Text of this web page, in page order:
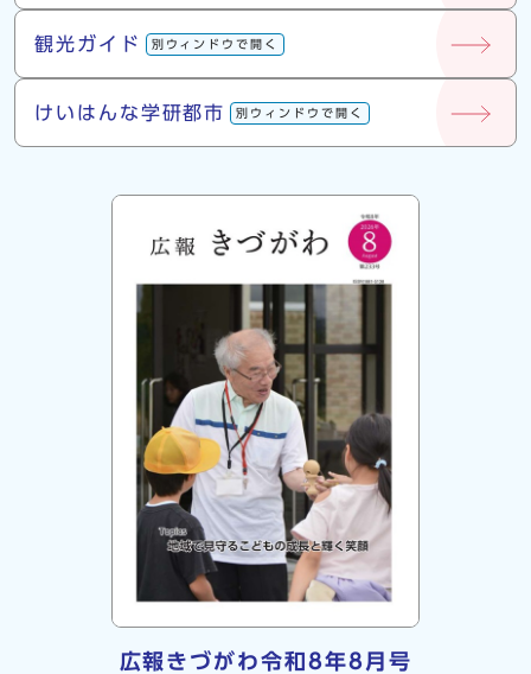
観光ガイド 別ウィンドウで開く
けいはんな学研都市 別ウィンドウで開く
広報きづがわ令和8年8月号